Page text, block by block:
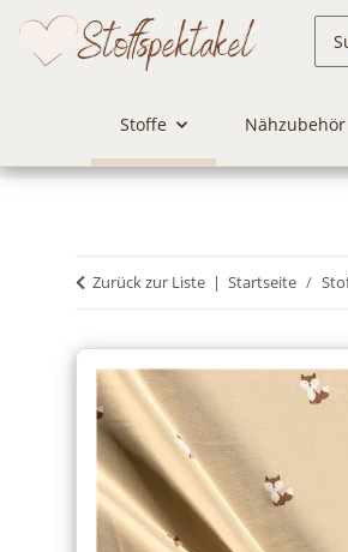
Stoffe Nähzubehör
Zurück zur Liste Startseite